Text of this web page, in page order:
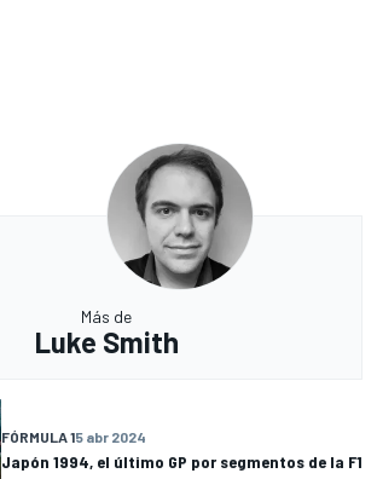
Más de
Luke Smith
FÓRMULA 15 abr 2024
Japón 1994, el último GP por segmentos de la F1